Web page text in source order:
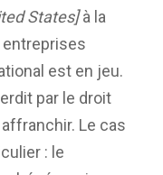
States]à la
est en jeu.
par le droit
Le cas
: le